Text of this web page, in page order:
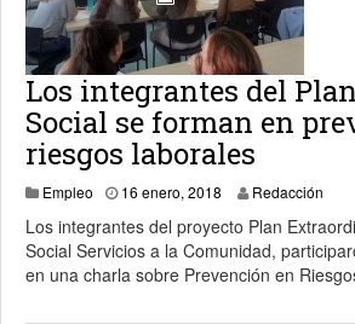
Los integrantes del
Social se forman en
riesgos laborales
Empleo 16 enero, 2018 17 enero, 2018
Redacción
Los integrantes del proyecto Plan
Social Servicios a la Comunidad,
en una charla sobre Prevención en